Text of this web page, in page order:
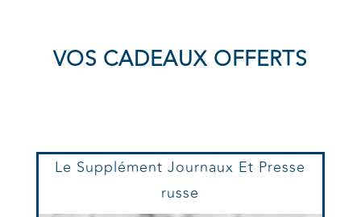
VOS CADEAUX OFFERTS
Le Supplément Journaux Et Presse
russe